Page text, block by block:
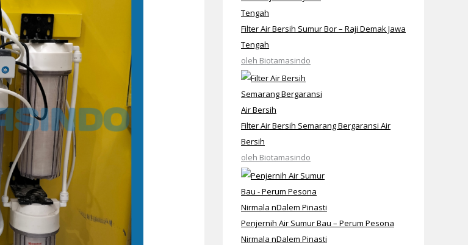
Filter Air Bersih Sumur Bor – Raji Demak Jawa
Tengah
oleh Biotamasindo
Filter Air Bersih Semarang Bergaransi Air
Bersih
oleh Biotamasindo
Penjernih Air Sumur Bau – Perum Pesona
Nirmala nDalem Pinasti